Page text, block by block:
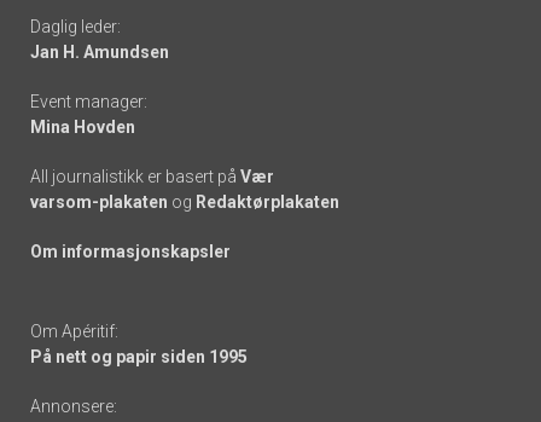
links
Daglig leder:
Jan H. Amundsen
Event manager:
Mina Hovden
All journalistikk er basert på Vær
varsom-plakaten og Redaktørplakaten
Om informasjonskapsler
Om Apéritif:
På nett og papir siden 1995
Annonsere: